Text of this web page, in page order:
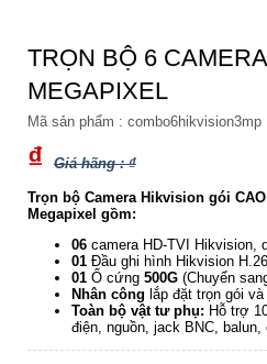
TRỌN BỘ 6
MEGAPIXEL
Mã sản phẩm : combo6hikvision3mp
₫ Giá hãng : ₫
Trọn bộ Camera Hikvision gói
Megapixel gồm:
06 camera HD-TVI Hikvision,
01Đầu ghi hình Hikvision
01Ổ cứng 500G(Chuyển
Nhân công lắp đặt trọn gói và
Toàn bộ vật tư phụ: Hỗ trợ
điện, nguồn, jack BNC, balun,